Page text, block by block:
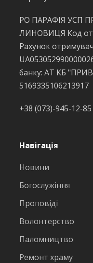
РО ПАРАФІЯ УСП
ЛИНОВИЦЯ Код
Рахунок
банку: АТ КБ
5169335106213917
+38 (073)-945-12-85
Навігація
Новини
Богослужіння
Проповіді
Волонтерство
Паломництво
Ремонт храму